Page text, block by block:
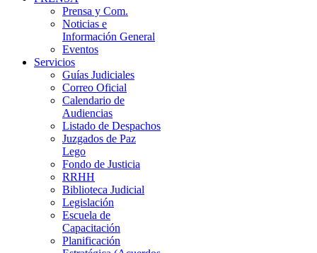
Prensa y Com.
Noticias e
Información General
Eventos
Servicios
Guías Judiciales
Correo Oficial
Calendario de
Audiencias
Listado de Despachos
Juzgados de Paz
Lego
Fondo de Justicia
RRHH
Biblioteca Judicial
Legislación
Escuela de
Capacitación
Planificación